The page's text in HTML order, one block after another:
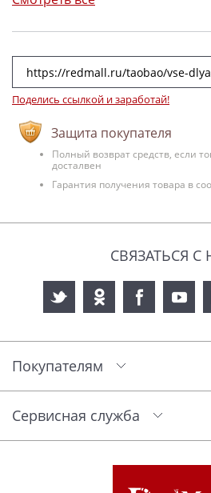
Поделись ссылкой и заработай!
Защита покупателя
Полный возврат средств, если
досталвен
Гарантия получения товара в
СВЯЗАТЬСЯ С
Покупателям
Сервисная служба